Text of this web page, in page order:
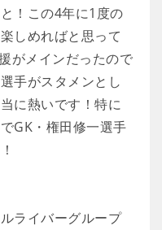
！この4年に1度の
しめればと思って
がメインだったので
手がスタメンとし
に熱いです！特に
GK・権田修一選手
ライバーグループ